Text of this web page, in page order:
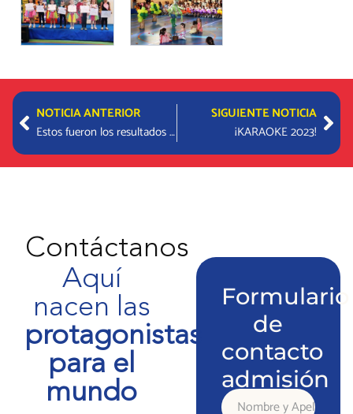
PrevNOTICIA ANTERIOR
Estos fueron los resultados de los JJ.OO para Padres 2023
SIGUIENTE NOTICIA
¡KARAOKE 2023!
Contáctanos
Aquí
nacen las
protagonistas
para el
mundo
Formulario
de
contacto
admisión
Nombre